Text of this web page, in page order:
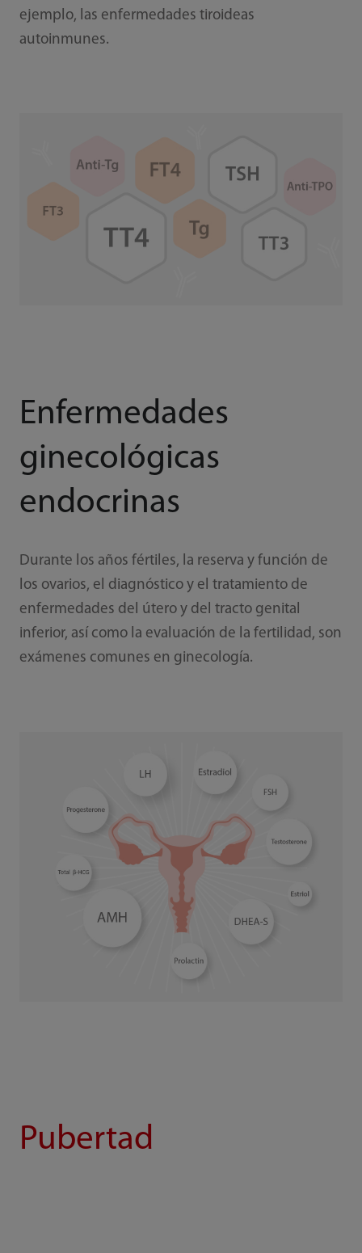
ejemplo, las enfermedades tiroideas
autoinmunes.
Enfermedades
ginecológicas
endocrinas
Durante los años fértiles, la reserva y función de
los ovarios, el diagnóstico y el tratamiento de
enfermedades del útero y del tracto genital
inferior, así como la evaluación de la fertilidad, son
exámenes comunes en ginecología.
Pubertad